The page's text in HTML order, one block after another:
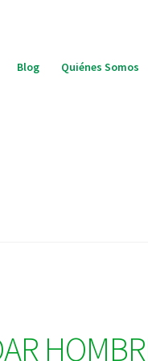
Blog Quiénes Somos